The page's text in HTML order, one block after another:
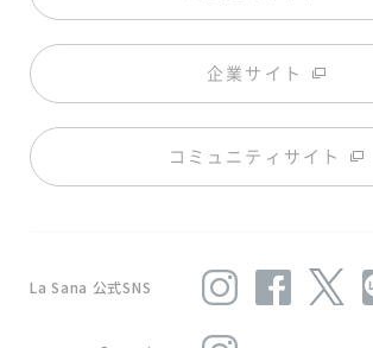
企業サイト
コミュニティサイト
La Sana 公式SNS